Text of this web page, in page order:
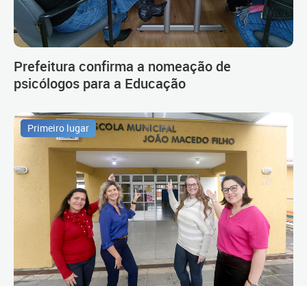
Prefeitura confirma a nomeação de
psicólogos para a Educação
Primeiro lugar